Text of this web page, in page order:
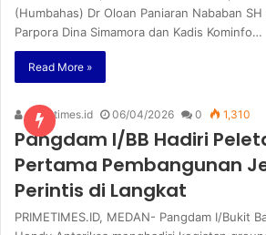
(Humbahas) Dr Oloan Paniaran Nababan
Parpora Dina Simamora dan Kadis Kominfo…
Read More »
primetimes.id 06/04/2026 0 1,310
Pangdam I/BB Hadiri
Pertama Pembangunan
Perintis di Langkat
PRIMETIMES.ID, MEDAN- Pangdam I/Bukit